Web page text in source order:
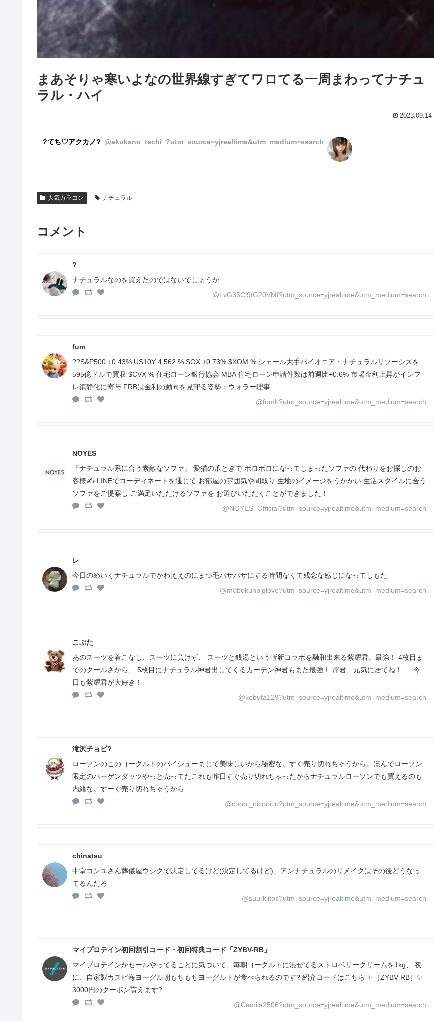
まあそりゃ寒いよなの世界線すぎてワロてる一周まわってナチュ
ラル・ハイ
2023.09.14
?てち♡アクカノ? @akukano_techi_?utm_source=yjrealtime&utm_medium=search
人気カラコン ナチュラル
コメント
?
ナチュラルなのを買えたのではないでしょうか
@LvG35Cl9tG20VMf?utm_source=yjrealtime&utm_medium=search
fum
??S&P500 +0.43% US10Y 4.562 % SOX +0.73% $XOM % シェール大手パイオニア・ナチュラルリソーシズを
595億ドルで買収 $CVX % 住宅ローン銀行協会 MBA 住宅ローン申請件数は前週比+0.6% 市場金利上昇がインフ
レ鎮静化に寄与 FRBは金利の動向を見守る姿勢：ウォラー理事
@fumh?utm_source=yjrealtime&utm_medium=search
NOYES
『ナチュラル系に合う素敵なソファ』 愛猫の爪とぎで ボロボロになってしまったソファの 代わりをお探しのお
客様✍️ LINEでコーディネートを通じて お部屋の雰囲気や間取り 生地のイメージをうかがい 生活スタイルに合う
ソファをご提案し ご満足いただけるソファを お選びいただくことができました！
@NOYES_Official?utm_source=yjrealtime&utm_medium=search
レ
今日のめいくナチュラルでかわええのにまつ毛バサバサにする時間なくて残念な感じになってしもた
@m0bukunbiglove?utm_source=yjrealtime&utm_medium=search
こぶた
あのスーツを着こなし、スーツに負けず、 スーツと銭湯という斬新コラボを融和出来る紫耀君、最強！ 4枚目ま
でのクールさから、 5枚目にナチュラル神君出してくるカーテン神君もまた最強！ 岸君、元気に居てね！ 今
日も紫耀君が大好き！
@kobuta129?utm_source=yjrealtime&utm_medium=search
滝沢チョビ?
ローソンのこのヨーグルトのパイシューまじで美味しいから秘密な。すぐ売り切れちゃうから。ほんでローソン
限定のハーゲンダッツやっと売ってたこれも昨日すぐ売り切れちゃったからナチュラルローソンでも買えるのも
内緒な。すーぐ売り切れちゃうから
@chobi_niconico?utm_source=yjrealtime&utm_medium=search
chinatsu
中堂コンユさん葬儀屋ウシクで決定してるけど(決定してるけど)、アンナチュラルのリメイクはその後どうなっ
てるんだろ
@suurkiitos?utm_source=yjrealtime&utm_medium=search
マイプロテイン初回割引コード・初回特典コード「ZYBV-RB」
マイプロテインがセールやってることに気づいて、毎朝ヨーグルトに混ぜてるストロベリークリームを1kg、 夜
に、自家製カスピ海ヨーグル朝もちもちヨーグルトが食べられるのです? 紹介コードはこちら ✨［ZYBV-RB］✨
3000円のクーポン貰えます?
@Camila2506?utm_source=yjrealtime&utm_medium=search